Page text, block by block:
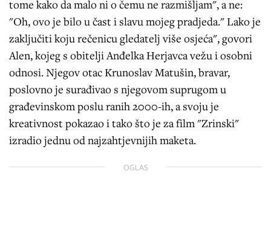
tome kako da malo ni o čemu ne razmišljam", a ne:
"Oh, ovo je bilo u čast i slavu mojeg pradjeda." Lako je
zaključiti koju rečenicu gledatelj više osjeća", govori
Alen, kojeg s obitelji Anđelka Herjavca vežu i osobni
odnosi. Njegov otac Krunoslav Matušin, bravar,
poslovno je surađivao s njegovom suprugom u
građevinskom poslu ranih 2000-ih, a svoju je
kreativnost pokazao i tako što je za film "Zrinski"
izradio jednu od najzahtjevnijih maketa.
OGLAS